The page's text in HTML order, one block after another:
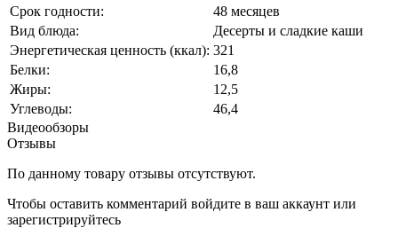
Срок годности:
48 месяцев
Вид блюда:
Десерты и сладкие каши
Энергетическая ценность (ккал): 321
Белки:
16,8
Жиры:
12,5
Углеводы:
46,4
Видеообзоры
Отзывы
По данному товару отзывы отсутствуют.
Чтобы оставить комментарий войдите в ваш аккаунт или
зарегистрируйтесь